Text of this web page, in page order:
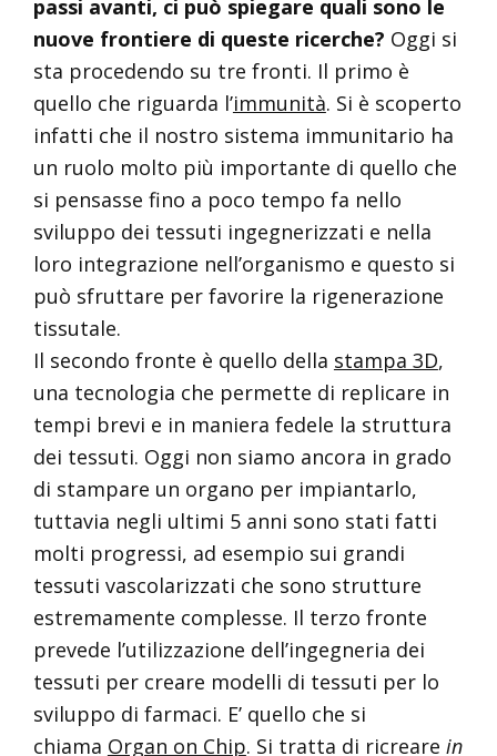
passi avanti, ci può spiegare quali sono le
nuove frontiere di queste ricerche? Oggi si
sta procedendo su tre fronti. Il primo è
quello che riguarda l’immunità. Si è scoperto
infatti che il nostro sistema immunitario ha
un ruolo molto più importante di quello che
si pensasse fino a poco tempo fa nello
sviluppo dei tessuti ingegnerizzati e nella
loro integrazione nell’organismo e questo si
può sfruttare per favorire la rigenerazione
tissutale.
Il secondo fronte è quello della stampa 3D,
una tecnologia che permette di replicare in
tempi brevi e in maniera fedele la struttura
dei tessuti. Oggi non siamo ancora in grado
di stampare un organo per impiantarlo,
tuttavia negli ultimi 5 anni sono stati fatti
molti progressi, ad esempio sui grandi
tessuti vascolarizzati che sono strutture
estremamente complesse. Il terzo fronte
prevede l’utilizzazione dell’ingegneria dei
tessuti per creare modelli di tessuti per lo
sviluppo di farmaci. E’ quello che si
chiama Organ on Chip. Si tratta di ricreare in